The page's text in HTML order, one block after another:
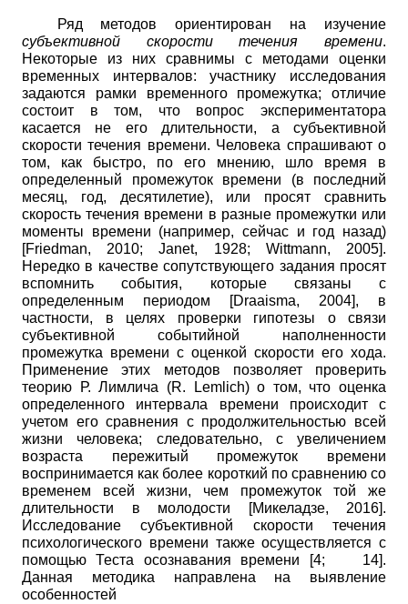
Ряд методов ориентирован на изучение
субъективной скорости течения времени.
Некоторые из них сравнимы с методами оценки
временных интервалов: участнику исследования
задаются рамки временного промежутка; отличие
состоит в том, что вопрос экспериментатора
касается не его длительности, а субъективной
скорости течения времени. Человека спрашивают о
том, как быстро, по его мнению, шло время в
определенный промежуток времени (в последний
месяц, год, десятилетие), или просят сравнить
скорость течения времени в разные промежутки или
моменты времени (например, сейчас и год назад)
[Friedman, 2010;Janet, 1928; Wittmann, 2005].
Нередко в качестве сопутствующего задания просят
вспомнить события, которые связаны с
определенным периодом
[Draaisma, 2004], в
частности, в целях проверки гипотезы о связи
субъективной событийной наполненности
промежутка времени с оценкой скорости его хода.
Применение этих методов позволяет проверить
теорию Р. Лимлича (R. Lemlich)о том, что оценка
определенного интервала времени происходит с
учетом его сравнения с продолжительностью всей
жизни человека; следовательно, с увеличением
возраста пережитый промежуток времени
воспринимается как более короткий по сравнению со
временем всей жизни, чем промежуток той же
длительности в молодости
[Микеладзе, 2016].
Исследование субъективной скорости течения
психологического времени также осуществляется с
помощью Теста осознавания времени [4;
14].
Данная методика направлена на выявление
особенностей